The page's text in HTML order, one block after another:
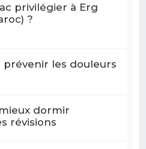
privilégier à Erg
?
prévenir les douleurs
dormir
révisions